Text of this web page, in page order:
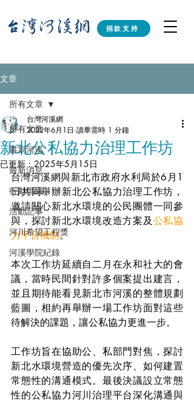
捐款支持
文章
所有文章
書寫河溪
最新消息
行動倡議
活動記事
河川希望工程獎
河溪學院紀錄
所有文章
新北公私協力治理工作坊
台灣河溪網
2022年6月1日 讀畢需時 1 分鐘
已更新：2025年5月15日
台灣河溪網與新北市政府水利局於6月1
日共同舉辦新北公私協力治理工作坊，
邀請關心新北水環境的公民團體一同參
與，探討新北水環境改造方案及公私協
力平台機制。
本次工作坊延續自二月在永和社大的會
議，當時民間針對許多個案提出建言，
並且期待能看見新北市河溪的整體規劃
藍圖，相約再舉辦一場工作坊面對這些
待解決的課題，讓公私協力更進一步。
工作坊旨在協助公、私部門對焦，探討
新北水環境營造的優先次序、如何建置
常態性的溝通模式。最後決議設立常態
性的公私協力河川治理平台深化溝通與